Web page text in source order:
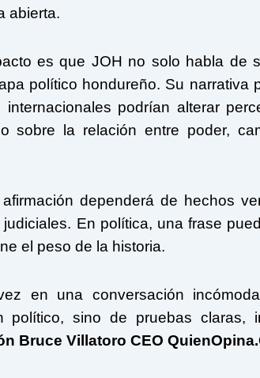
abierta.
es que JOH no solo habla de
político hondureño. Su narrativa
podrían alterar
sobre la relación entre poder,
dependerá de hechos
En política, una frase
el peso de la historia.
en una conversación
político, sino de pruebas claras,
Bruce Villatoro CEO